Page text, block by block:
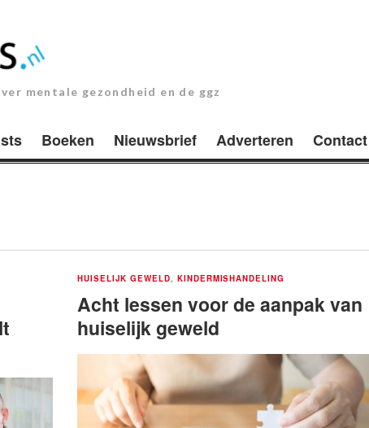
mentale gezondheid en de ggz
Boeken Nieuwsbrief Adverteren Contact
HUISELIJK GEWELD KINDERMISHANDELING
Acht lessen voor de aanpak van
huiselijk geweld